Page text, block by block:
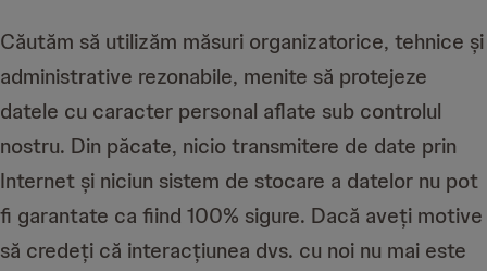
Căutăm să utilizăm măsuri organizatorice, tehnice și
administrative rezonabile, menite să protejeze
datele cu caracter personal aflate sub controlul
nostru. Din păcate, nicio transmitere de date prin
Internet și niciun sistem de stocare a datelor nu pot
fi garantate ca fiind 100% sigure. Dacă aveți motive
să credeți că interacțiunea dvs. cu noi nu mai este